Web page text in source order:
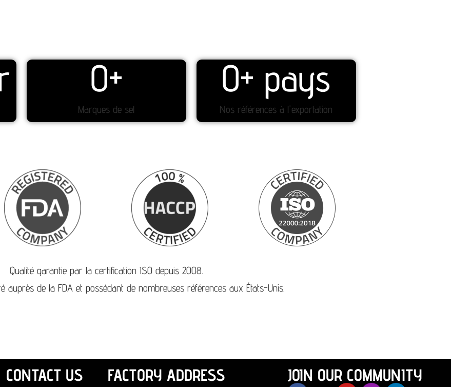
Marques de sel
0+
Nos références à l'exportation
0+ pays
Qualité garantie par la certification ISO depuis 2008.
auprès de la FDA et possédant de nombreuses références aux États-Unis.
CONTACT US FACTORY ADDRESS JOIN OUR COMMUNITY